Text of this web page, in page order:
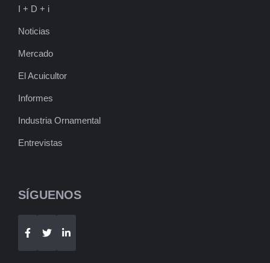
I + D + i
Noticias
Mercado
El Acuicultor
Informes
Industria Ornamental
Entrevistas
SÍGUENOS